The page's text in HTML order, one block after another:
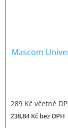
Mascom
produktu
je
289 Kč včetně
238,84 Kč bez DPH